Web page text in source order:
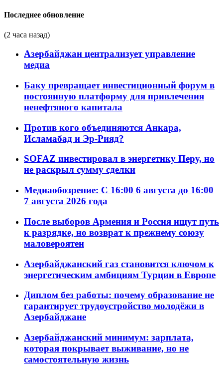
Последнее обновление
(2 часа назад)
Азербайджан централизует управление
медиа
Баку превращает инвестиционный форум в
постоянную платформу для привлечения
ненефтяного капитала
Против кого объединяются Анкара,
Исламабад и Эр-Рияд?
SOFAZ инвестировал в энергетику Перу, но
не раскрыл сумму сделки
Медиаобозрение: С 16:00 6 августа до 16:00
7 августа 2026 года
После выборов Армения и Россия ищут путь
к разрядке, но возврат к прежнему союзу
маловероятен
Азербайджанский газ становится ключом к
энергетическим амбициям Турции в Европе
Диплом без работы: почему образование не
гарантирует трудоустройство молодёжи в
Азербайджане
Азербайджанский минимум: зарплата,
которая покрывает выживание, но не
самостоятельную жизнь